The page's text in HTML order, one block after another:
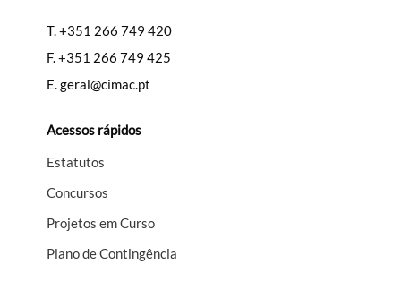
T.+351 266 749 420
F.+351 266 749 425
E.geral@cimac.pt
Acessos rápidos
Estatutos
Concursos
Projetos em Curso
Plano de Contingência